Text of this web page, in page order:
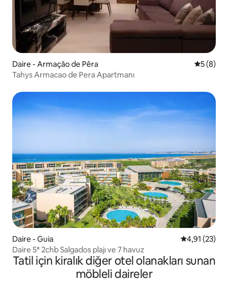
Daire - Armação de Pêra 55 (8)
Tahys Armacao de Pera Apartmanı
Daire - Guia 5 üzerinden
4,91 (23)
Daire 5* 2chb Salgados plajı ve 7 havuz
Tatil için kiralık diğer otel olanakları sunan
möbleli daireler